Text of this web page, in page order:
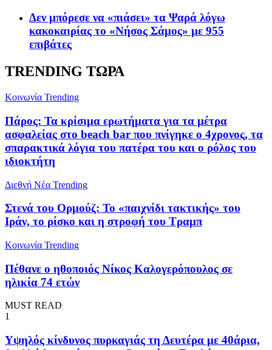
Δεν μπόρεσε να «πιάσει» τα Ψαρά λόγω
κακοκαιρίας το «Νήσος Σάμος» με 955
επιβάτες
TRENDING ΤΩΡΑ
Κοινωνία Trending
Πάρος: Τα κρίσιμα ερωτήματα για τα μέτρα
ασφαλείας στο beach bar που πνίγηκε ο 4χρονος, τα
σπαρακτικά λόγια του πατέρα του και ο ρόλος του
ιδιοκτήτη
Διεθνή Νέα Trending
Στενά του Ορμούζ: Το «παιχνίδι τακτικής» του
Ιράν, το ρίσκο και η στροφή του Τραμπ
Κοινωνία Trending
Πέθανε ο ηθοποιός Νίκος Καλογερόπουλος σε
ηλικία 74 ετών
MUST READ
1
Υψηλός κίνδυνος πυρκαγιάς τη Δευτέρα με 40άρια,